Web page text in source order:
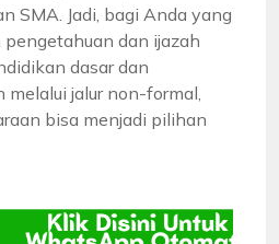
SMA. Jadi, bagi Anda yang
dan ijazah
dasar dan
melalui jalur non-formal,
bisa menjadi pilihan